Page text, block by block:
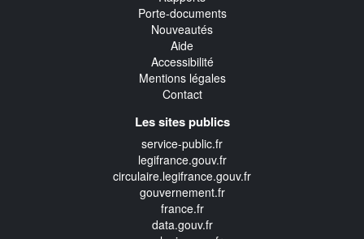
Porte-documents
Nouveautés
Aide
Accessibilité
Mentions légales
Contact
Les sites publics
service-public.fr
legifrance.gouv.fr
circulaire.legifrance.gouv.fr
gouvernement.fr
france.fr
data.gouv.fr